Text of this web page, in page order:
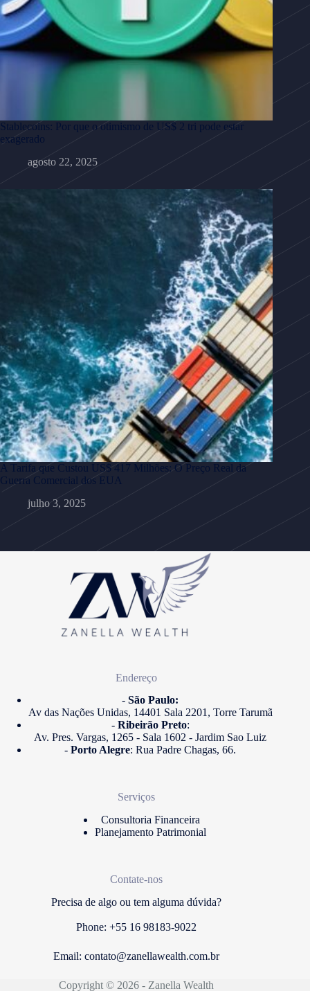
Stablecoins: Por que o otimismo de US$ 2 tri pode estar
exagerado
agosto 22, 2025
A Tarifa que Custou US$ 417 Milhões: O Preço Real da
Guerra Comercial dos EUA
julho 3, 2025
Endereço
- São Paulo:
Av das Nações Unidas, 14401 Sala 2201, Torre Tarumã
-Ribeirão Preto:
Av. Pres. Vargas, 1265 - Sala 1602 - Jardim Sao Luiz
-Porto Alegre: Rua Padre Chagas, 66.
Serviços
Consultoria Financeira
Planejamento Patrimonial
Contate-nos
Precisa de algo ou tem alguma dúvida?
Phone: +55 16 98183-9022
Email:contato@zanellawealth.com.br
Copyright © 2026 - Zanella Wealth